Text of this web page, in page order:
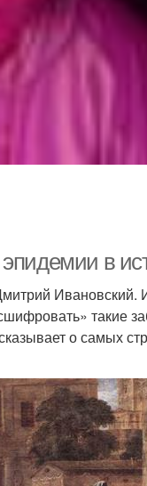
в
Ивановский.
такие
о самых